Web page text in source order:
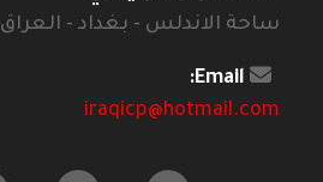
ساحة الاندلس - بغداد - العراق
Email:
iraqicp@hotmail.com